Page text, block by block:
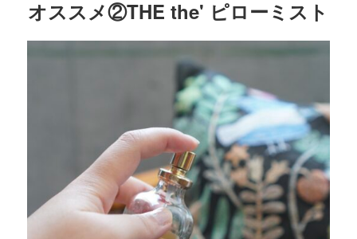
オススメ②THE the' ピローミスト